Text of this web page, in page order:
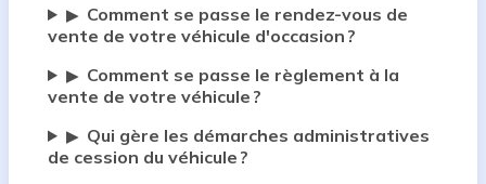
▶ Comment se passe le rendez-vous de
vente de votre véhicule d'occasion ?
▶ Comment se passe le règlement à la
vente de votre véhicule ?
▶ Qui gère les démarches administratives
de cession du véhicule ?